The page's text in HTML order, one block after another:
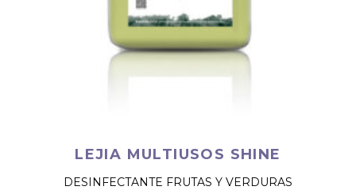
LEJIA MULTIUSOS SHINE
DESINFECTANTE FRUTAS Y VERDURAS